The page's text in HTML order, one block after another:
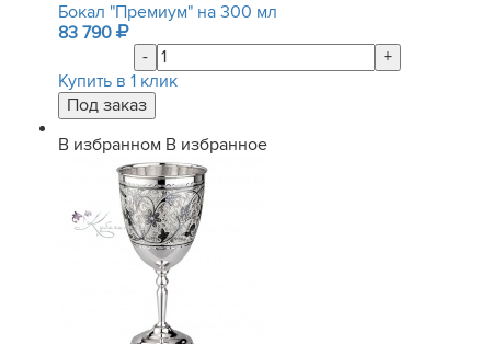
Бокал "Премиум" на 300 мл
83 790
-
+
Купить в 1 клик
В избранном В избранное